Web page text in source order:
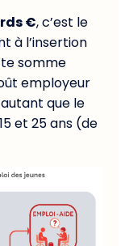
€, c’est le
à l’insertion
somme
employeur
que le
et 25 ans (de